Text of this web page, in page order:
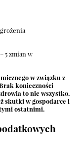
5 zmian w
w związku z
konieczności
to nie wszystko.
skutki w gospodarce i
ostatnimi.